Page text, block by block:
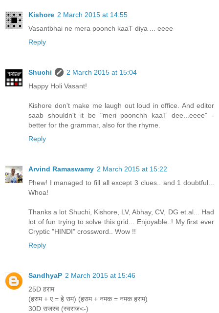
Kishore 2 March 2015 at 14:55
Vasantbhai ne mera poonch kaaT diya ... eeee
Reply
Shuchi
2 March 2015 at 15:04
Happy Holi Vasant!
Kishore don't make me laugh out loud in office. And editor
saab shouldn't it be "meri poonchh kaaT dee...eeee" -
better for the grammar, also for the rhyme.
Reply
Arvind Ramaswamy 2 March 2015 at 15:22
Phew! I managed to fill all except 3 clues.. and 1 doubtful...
Whoa!
Thanks a lot Shuchi, Kishore, LV, Abhay, CV, DG et.al... Had
lot of fun trying to solve this grid... Enjoyable..! My first ever
Cryptic "HINDI" crossword.. Wow !!
Reply
SandhyaP 2 March 2015 at 15:46
25D हराम
(हराम + ए = हे राम) (हराम + नमक = नमक हराम)
30D राजस्व (स्वराज<-)